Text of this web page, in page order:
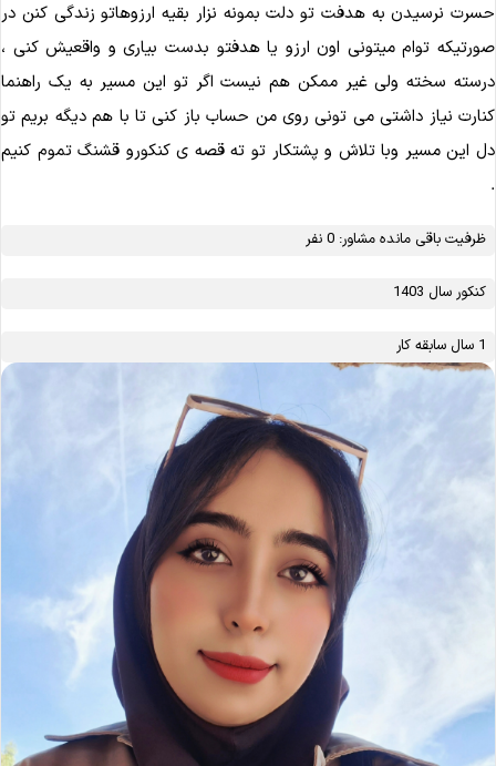
نرسیدن به هدفت تو دلت بمونه نزار بقیه ارزوهاتو زندگی کنن در
توام میتونی اون ارزو یا هدفتو بدست بیاری و واقعیش کنی ،
سخته ولی غیر ممکن هم نیست اگر تو این مسیر به یک راهنما
نیاز داشتی می تونی روی من حساب باز کنی تا با هم دیگه بریم تو
این مسیر وبا تلاش و پشتکار تو ته قصه ی کنکورو قشنگ تموم کنیم
ظرفیت باقی مانده مشاور: 0 نفر
کنکور سال 1403